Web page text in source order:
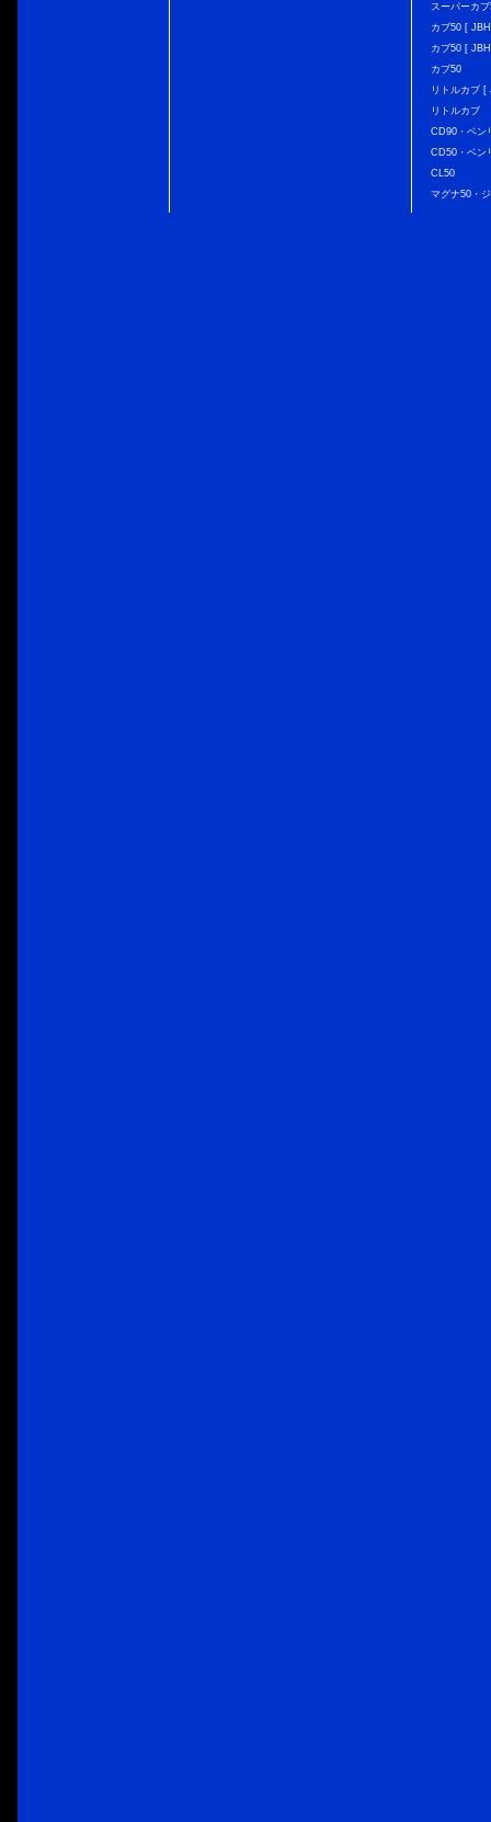
スーパーカ
カブ50 [
カブ50 [
カブ50
リトルカブ
リトルカブ
CD90・ベン
CD50・ベン
CL50
マグナ50・